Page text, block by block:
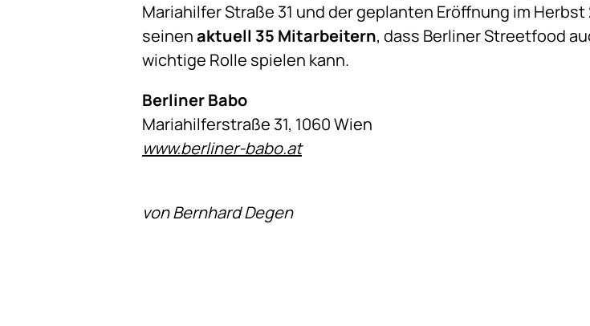
Mariahilfer Straße 31 und der geplanten Eröffnung im
seinenaktuell 35 Mitarbeitern, dass Berliner Streetfood
wichtige Rolle spielen kann.
Berliner Babo
Mariahilferstraße 31, 1060 Wien
www.berliner-babo.at
von Bernhard Degen